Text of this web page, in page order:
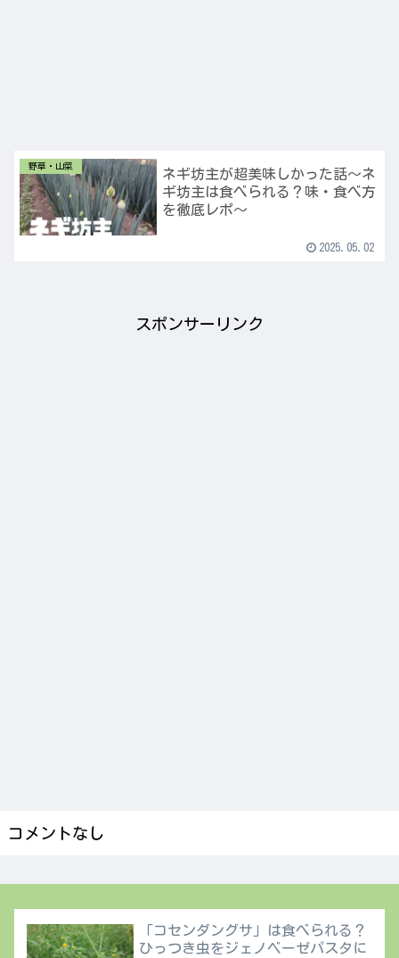
野草・山菜
ネギ坊主が超美味しかった話〜ネ
ギ坊主は食べられる？味・食べ方
を徹底レポ〜
2025.05.02
スポンサーリンク
コメントなし
「コセンダングサ」は食べられる？
ひっつき虫をジェノベーゼパスタに